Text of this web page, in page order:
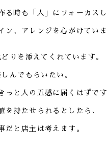
る時も「人」にフォーカス
ン、アレンジを心がけてい
りを添えてくれています。
んでもらいたい。
っと人の五感に届くはずで
を持たせられるとしたら、
だと店主は考えます。